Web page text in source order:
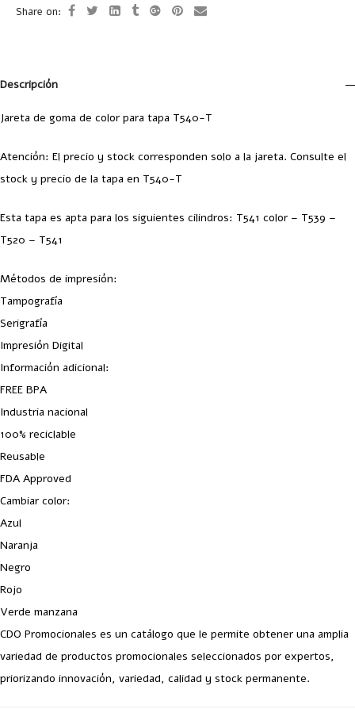
Share on:
Descripción
Jareta de goma de color para tapa T540-T
Atención: El precio y stock corresponden solo a la jareta. Consulte el
stock y precio de la tapa en T540-T
Esta tapa es apta para los siguientes cilindros: T541 color – T539 –
T520 – T541
Métodos de impresión:
Tampografía
Serigrafía
Impresión Digital
Información adicional:
FREE BPA
Industria nacional
100% reciclable
Reusable
FDA Approved
Cambiar color:
Azul
Naranja
Negro
Rojo
Verde manzana
CDO Promocionales es un catálogo que le permite obtener una amplia
variedad de productos promocionales seleccionados por expertos,
priorizando innovación, variedad, calidad y stock permanente.